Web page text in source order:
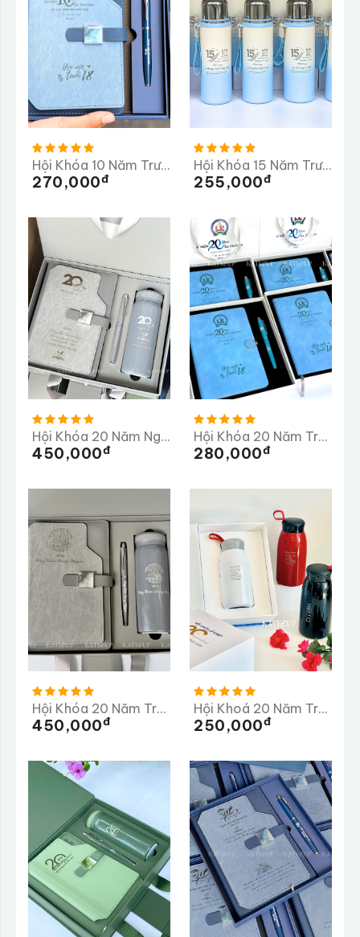
Hội Khóa 10 Năm Trường THPT Mộng Dương
270,000Đ
Hội Khóa 15 Năm Trường THPT Ba Bể
255,000Đ
Hội Khóa 20 Năm Ngày Trở Về Trường THCS Vân Côn
450,000Đ
Hội Khóa 20 Năm Trường THPT Chuyên Lê Khiết
280,000Đ
Hội Khóa 20 Năm Trường THPT Huỳnh Thúc Kháng
450,000Đ
Hội Khoá 20 Năm Trường THPT Lê Khiết
250,000Đ